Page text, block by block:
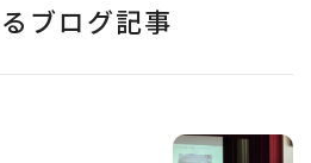
ブログ記事